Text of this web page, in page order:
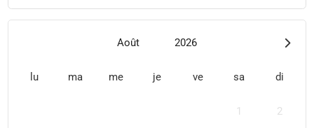
Août 2026
lu ma me je ve sa di
1 2